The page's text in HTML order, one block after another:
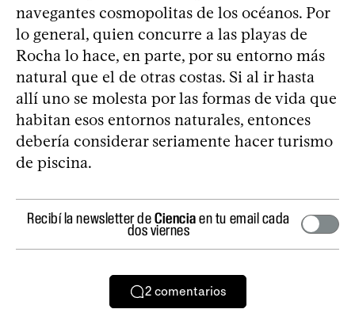
navegantes cosmopolitas de los océanos. Por
lo general, quien concurre a las playas de
Rocha lo hace, en parte, por su entorno más
natural que el de otras costas. Si al ir hasta
allí uno se molesta por las formas de vida que
habitan esos entornos naturales, entonces
debería considerar seriamente hacer turismo
de piscina.
Recibí la newsletter deCienciaen tu email cada
dos viernes
2 comentarios